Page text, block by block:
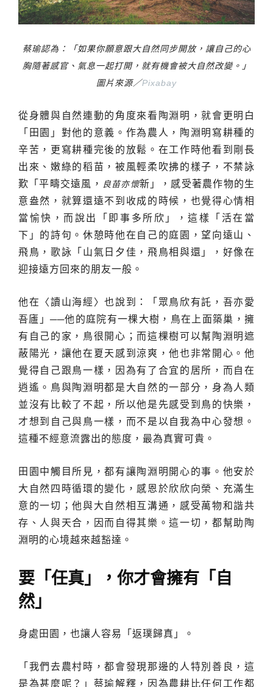
蔡瑜認為：「如果你願意跟大自然同步開放，讓自己的心
胸隨著感官、氣息一起打開，就有機會被大自然改變。」
圖片來源／Pixabay
從身體與自然連動的角度來看陶淵明，就會更明白
「田園」對他的意義。作為農人，陶淵明寫耕種的
辛苦，更寫耕種完後的放鬆。在工作時他看到剛長
出來、嫩綠的稻苗，被風輕柔吹拂的樣子，不禁詠
歎「平疇交遠風， 良苗亦懷新」，感受著農作物的生
意盎然，就算還遠不到收成的時候，也覺得心情相
當愉快，而說出「即事多所欣」，這樣「活在當
下」的詩句。休憩時他在自己的庭園，望向遠山、
飛鳥，歌詠「山氣日夕佳，飛鳥相與還」，好像在
迎接遠方回來的朋友一般。
他在〈讀山海經〉也說到：「眾鳥欣有託，吾亦愛
吾廬」──他的庭院有一棵大樹，鳥在上面築巢，擁
有自己的家，鳥很開心；而這棵樹可以幫陶淵明遮
蔽陽光，讓他在夏天感到涼爽，他也非常開心。他
覺得自己跟鳥一樣，因為有了合宜的居所，而自在
逍遙。鳥與陶淵明都是大自然的一部分，身為人類
並沒有比較了不起，所以他是先感受到鳥的快樂，
才想到自己與鳥一樣，而不是以自我為中心發想。
這種不經意流露出的態度，最為真實可貴。
田園中觸目所見，都有讓陶淵明開心的事。他安於
大自然四時循環的變化，感恩於欣欣向榮、充滿生
意的一切；他與大自然相互溝通，感受萬物和諧共
存、人與天合，因而自得其樂。這一切，都幫助陶
淵明的心境越來越豁達。
要「任真」，你才會擁有「自
然」
身處田園，也讓人容易「返璞歸真」。
「我們去農村時，都會發現那邊的人特別善良，這
是為甚麼呢？」蔡瑜解釋，因為農耕比任何工作都